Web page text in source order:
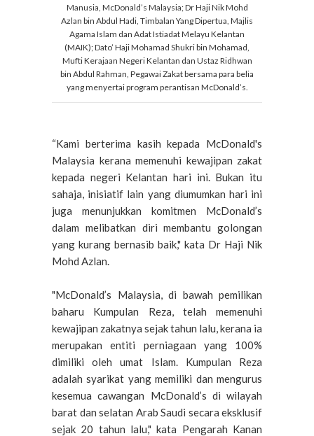
Manusia, McDonald’s Malaysia; Dr Haji Nik Mohd
Azlan bin Abdul Hadi, Timbalan Yang Dipertua, Majlis
Agama Islam dan Adat Istiadat Melayu Kelantan
(MAIK); Dato’ Haji Mohamad Shukri bin Mohamad,
Mufti Kerajaan Negeri Kelantan dan Ustaz Ridhwan
bin Abdul Rahman, Pegawai Zakat bersama para belia
yang menyertai program perantisan McDonald’s.
“Kami berterima kasih kepada McDonald's
Malaysia kerana memenuhi kewajipan zakat
kepada negeri Kelantan hari ini. Bukan itu
sahaja, inisiatif lain yang diumumkan hari ini
juga menunjukkan komitmen McDonald’s
dalam melibatkan diri membantu golongan
yang kurang bernasib baik," kata Dr Haji Nik
Mohd Azlan.
"McDonald’s Malaysia, di bawah pemilikan
baharu Kumpulan Reza, telah memenuhi
kewajipan zakatnya sejak tahun lalu, kerana ia
merupakan entiti perniagaan yang 100%
dimiliki oleh umat Islam. Kumpulan Reza
adalah syarikat yang memiliki dan mengurus
kesemua cawangan McDonald’s di wilayah
barat dan selatan Arab Saudi secara eksklusif
sejak 20 tahun lalu," kata Pengarah Kanan